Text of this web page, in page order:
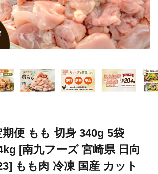
便 もも 切身 340g 5袋
[南九フーズ 宮崎県 日向
もも肉 冷凍 国産 カット